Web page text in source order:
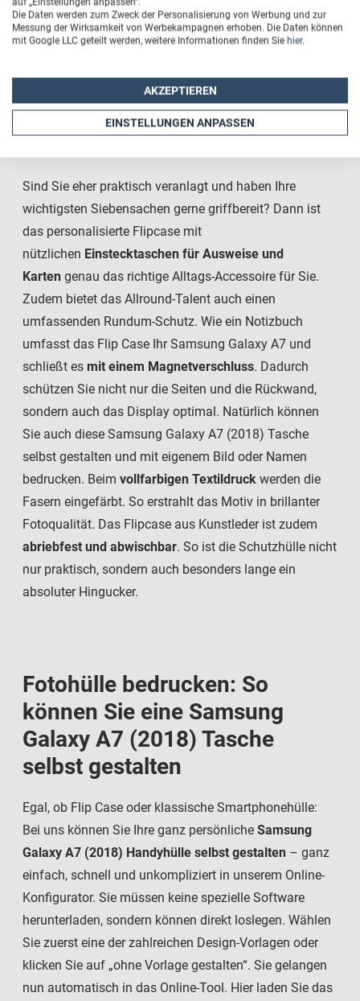
Die Alternative: Samsung
Galaxy A7 (2018) Flipcase mit
Foto bedrucken
Sind Sie eher praktisch veranlagt und haben Ihre
wichtigsten Siebensachen gerne griffbereit? Dann ist
das personalisierte Flipcase mit
nützlichen Einstecktaschen für Ausweise und
Karten genau das richtige Alltags-Accessoire für Sie.
Zudem bietet das Allround-Talent auch einen
umfassenden Rundum-Schutz. Wie ein Notizbuch
umfasst das Flip Case Ihr Samsung Galaxy A7 und
schließt es mit einem Magnetverschluss. Dadurch
schützen Sie nicht nur die Seiten und die Rückwand,
sondern auch das Display optimal. Natürlich können
Sie auch diese Samsung Galaxy A7 (2018) Tasche
selbst gestalten und mit eigenem Bild oder Namen
bedrucken. Beim vollfarbigen Textildruck werden die
Fasern eingefärbt. So erstrahlt das Motiv in brillanter
Fotoqualität. Das Flipcase aus Kunstleder ist zudem
abriebfest und abwischbar. So ist die Schutzhülle nicht
nur praktisch, sondern auch besonders lange ein
absoluter Hingucker.
Fotohülle bedrucken: So
können Sie eine Samsung
Galaxy A7 (2018) Tasche
selbst gestalten
Egal, ob Flip Case oder klassische Smartphonehülle:
Bei uns können Sie Ihre ganz persönliche Samsung
Galaxy A7 (2018) Handyhülle selbst gestalten – ganz
einfach, schnell und unkompliziert in unserem Online-
Konfigurator. Sie müssen keine spezielle Software
herunterladen, sondern können direkt loslegen. Wählen
Sie zuerst eine der zahlreichen Design-Vorlagen oder
klicken Sie auf „ohne Vorlage gestalten“. Sie gelangen
nun automatisch in das Online-Tool. Hier laden Sie das
Die Daten werden zum Zweck der Personalisierung von Werbung und zur
Messung der Wirksamkeit von Werbekampagnen erhoben. Die Daten können
mit Google LLC geteilt werden, weitere Informationen finden Sie hier.
AKZEPTIEREN
EINSTELLUNGEN ANPASSEN